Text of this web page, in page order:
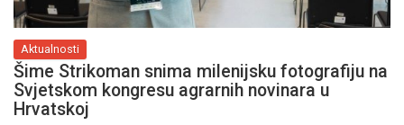
Aktualnosti
Šime Strikoman snima milenijsku fotografiju na
Svjetskom kongresu agrarnih novinara u
Hrvatskoj